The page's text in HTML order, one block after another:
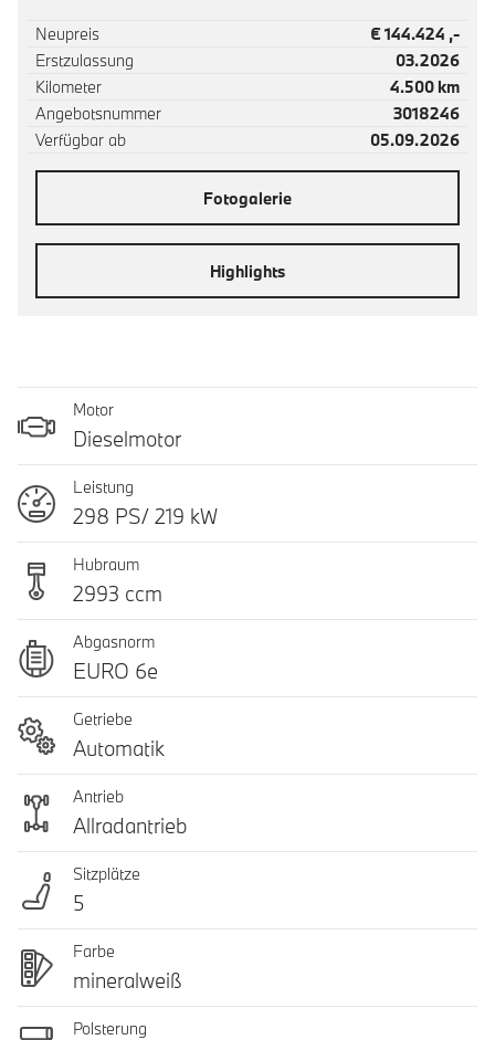
Neupreis
€ 144.424 ,-
Erstzulassung
03.2026
Kilometer
4.500 km
Angebotsnummer
3018246
Verfügbar ab
05.09.2026
Fotogalerie
Highlights
Motor
Dieselmotor
Leistung
298 PS/ 219 kW
Hubraum
2993 ccm
Abgasnorm
EURO 6e
Getriebe
Automatik
Antrieb
Allradantrieb
Sitzplätze
5
Farbe
mineralweiß
Polsterung